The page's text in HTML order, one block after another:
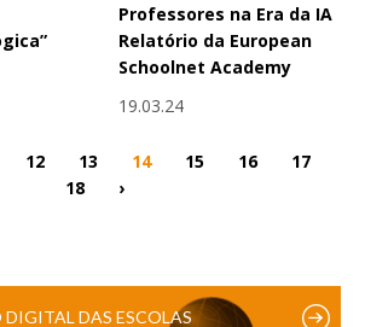
Professores na Era da IA
Relatório da European
Schoolnet Academy
19.03.24
12 13 14 15 16
17
18
›
DAS ESCOLAS